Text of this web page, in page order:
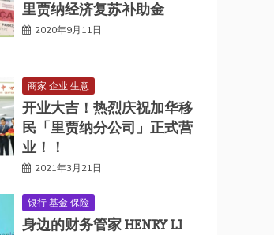
里贾纳经济复苏补助金
2020年9月11日
商家 企业 生意
开业大吉！热烈庆祝加华移
民「里贾纳分公司」正式营
业！！
2021年3月21日
银行 基金 保险
身边的财务管家 HENRY LI